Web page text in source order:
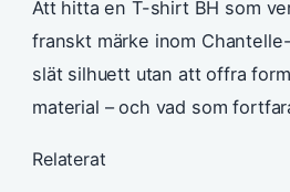
Att hitta en T-shirt BH som
franskt märke inom
slät silhuett utan att offra
material – och vad som
Relaterat